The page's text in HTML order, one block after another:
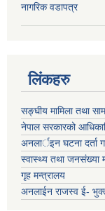
नागरिक वडापत्र
लिंकहरु
सङ्‍घीय मामिला तथा
नेपाल सरकारको
अनलार्इन घटना दर्ता
स्वास्थ्य तथा जनसंख्या
गृह मन्त्रालय
अनलाईन राजस्व ई-